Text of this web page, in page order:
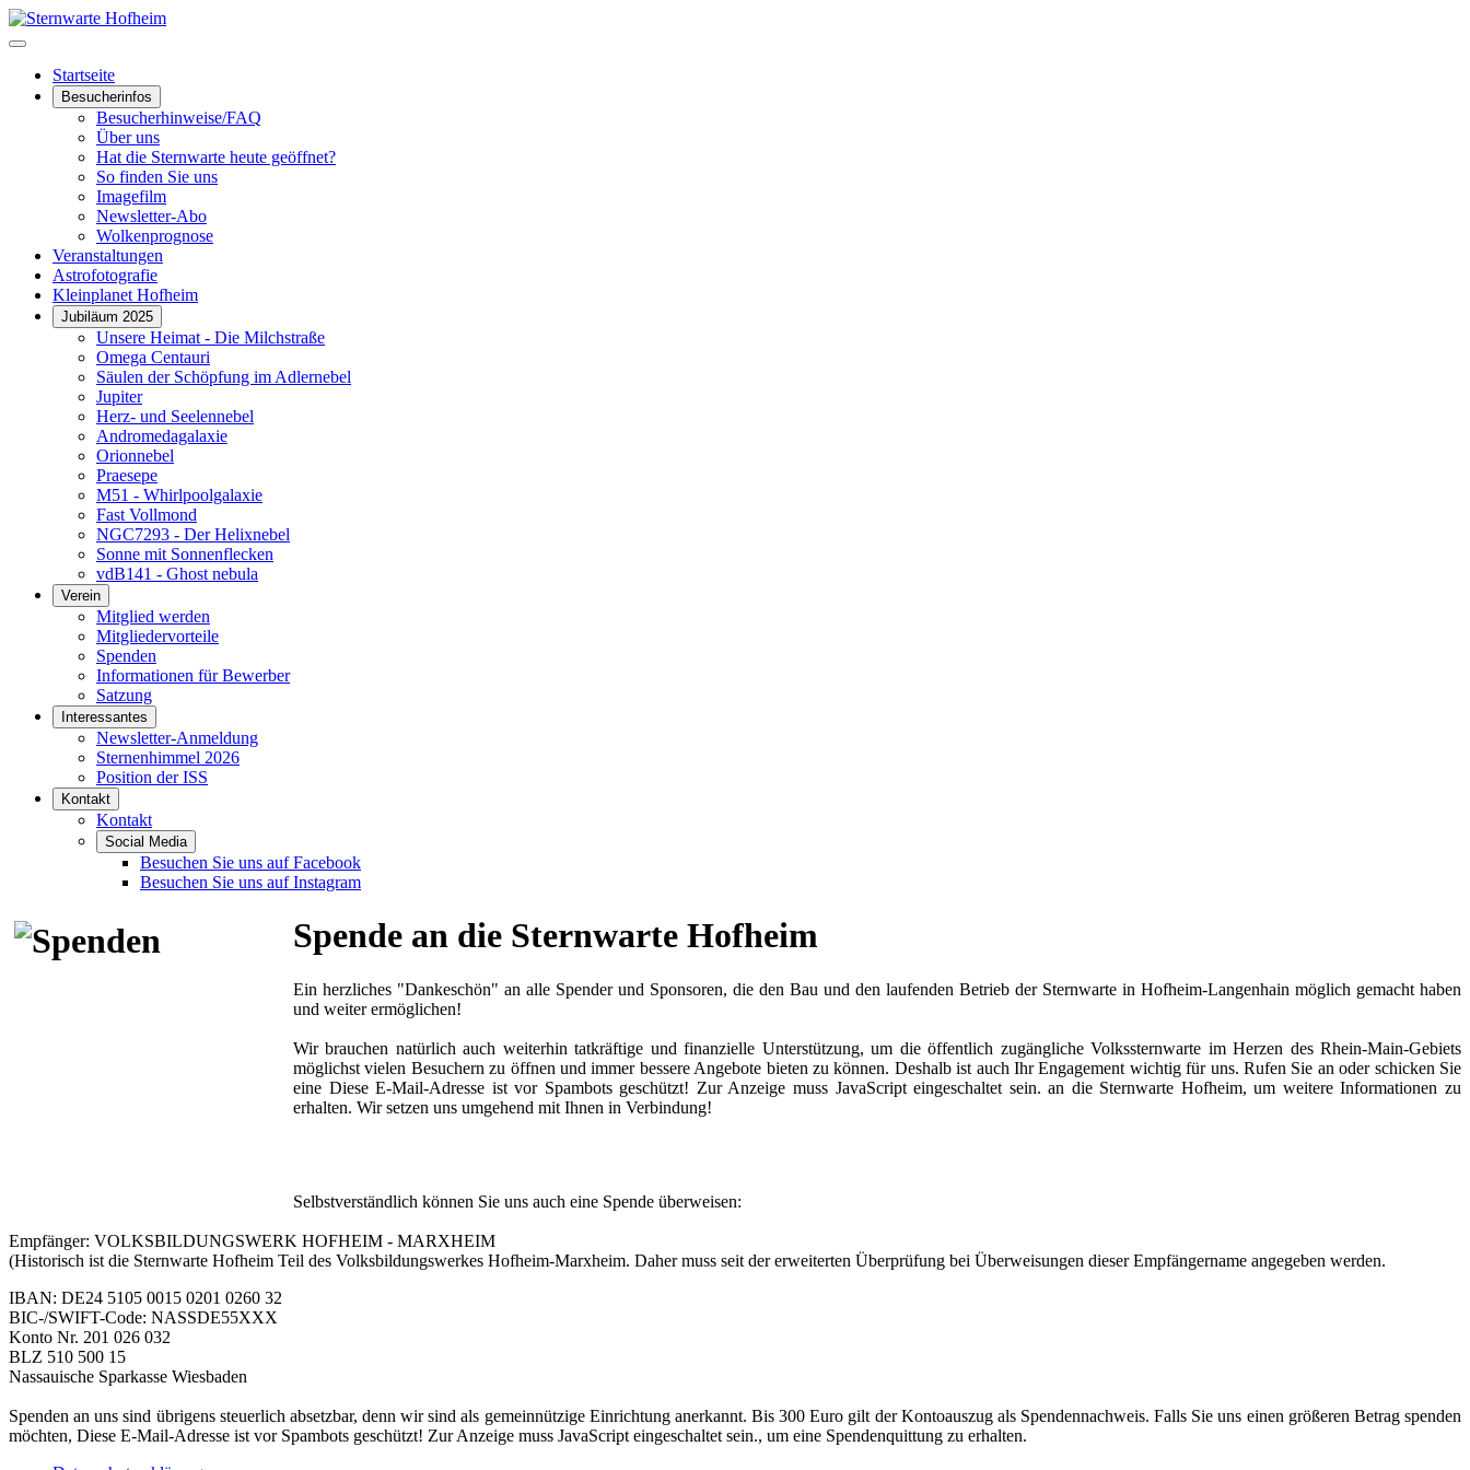
Startseite
Besucherinfos
Besucherhinweise/FAQ
Über uns
Hat die Sternwarte heute geöffnet?
So finden Sie uns
Imagefilm
Newsletter-Abo
Wolkenprognose
Veranstaltungen
Astrofotografie
Kleinplanet Hofheim
Jubiläum 2025
Unsere Heimat - Die Milchstraße
Omega Centauri
Säulen der Schöpfung im Adlernebel
Jupiter
Herz- und Seelennebel
Andromedagalaxie
Orionnebel
Praesepe
M51 - Whirlpoolgalaxie
Fast Vollmond
NGC7293 - Der Helixnebel
Sonne mit Sonnenflecken
vdB141 - Ghost nebula
Verein
Mitglied werden
Mitgliedervorteile
Spenden
Informationen für Bewerber
Satzung
Interessantes
Newsletter-Anmeldung
Sternenhimmel 2026
Position der ISS
Kontakt
Kontakt
Social Media
Besuchen Sie uns auf Facebook
Besuchen Sie uns auf Instagram
Spende an die Sternwarte Hofheim
Ein herzliches "Dankeschön" an alle Spender und Sponsoren, die den Bau und den laufenden Betrieb der Sternwarte in Hofheim-Langenhain möglich gemacht haben
und weiter ermöglichen!
Wir brauchen natürlich auch weiterhin tatkräftige und finanzielle Unterstützung, um die öffentlich zugängliche Volkssternwarte im Herzen des Rhein-Main-Gebiets
möglichst vielen Besuchern zu öffnen und immer bessere Angebote bieten zu können. Deshalb ist auch Ihr Engagement wichtig für uns. Rufen Sie an oder schicken Sie
eine Diese E-Mail-Adresse ist vor Spambots geschützt! Zur Anzeige muss JavaScript eingeschaltet sein. an die Sternwarte Hofheim, um weitere Informationen zu
erhalten. Wir setzen uns umgehend mit Ihnen in Verbindung!
Selbstverständlich können Sie uns auch eine Spende überweisen:
Empfänger: VOLKSBILDUNGSWERK HOFHEIM - MARXHEIM
(Historisch ist die Sternwarte Hofheim Teil des Volksbildungswerkes Hofheim-Marxheim. Daher muss seit der erweiterten Überprüfung bei Überweisungen dieser Empfängername angegeben werden.
IBAN: DE24 5105 0015 0201 0260 32
BIC-/SWIFT-Code: NASSDE55XXX
Konto Nr. 201 026 032
BLZ 510 500 15
Nassauische Sparkasse Wiesbaden
Spenden an uns sind übrigens steuerlich absetzbar, denn wir sind als gemeinnützige Einrichtung anerkannt. Bis 300 Euro gilt der Kontoauszug als Spendennachweis. Falls Sie uns einen größeren Betrag spenden
möchten, Diese E-Mail-Adresse ist vor Spambots geschützt! Zur Anzeige muss JavaScript eingeschaltet sein., um eine Spendenquittung zu erhalten.